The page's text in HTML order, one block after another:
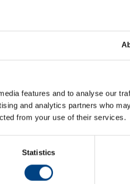
features and to analyse our
and analytics partners who
from your use of their services.
Statistics
le
système
par
tempset
électronique
CET).